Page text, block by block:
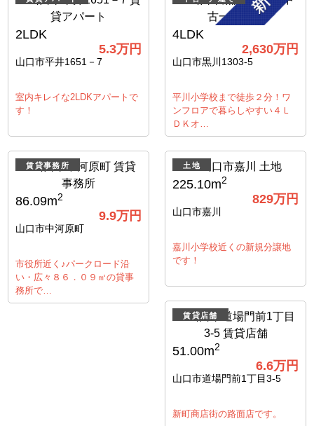
2LDK
5.3万円
山口市平井1651－7
室内キレイな2LDKアパートで
す！
4LDK
2,630万円
山口市黒川1303-5
平川小学校まで徒歩２分！ワ
ンフロアで暮らしやすい４Ｌ
ＤＫオ…
賃貸事務所
86.09m2
9.9万円
山口市中河原町
市役所近く♪パークロード沿
い・広々８６．０９㎡の貸事
務所で…
土地
225.10m2
829万円
山口市嘉川
嘉川小学校近くの新規分譲地
です！
賃貸店舗
51.00m2
6.6万円
山口市道場門前1丁目3-5
新町商店街の路面店です。